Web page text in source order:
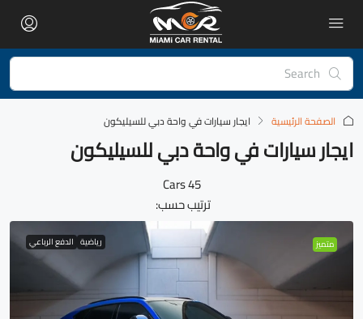
الصفحة الرئيسية ايجار سيارات في واحة دبي للسيليكون
ايجار سيارات في واحة دبي للسيليكون
45 Cars
ترتيب حسب:
متميز رياضية الدفع الرباعي